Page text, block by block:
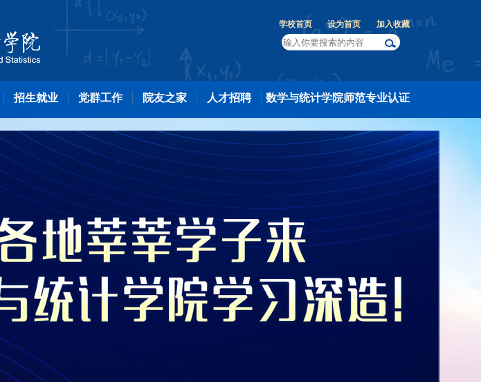
学校首页 设为首页 加入收藏
招生就业 党群工作 院友之家 人才招聘 数学与统计学院师范专业认证